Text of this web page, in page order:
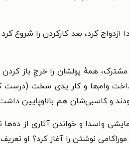
ازدواج کرد، بعد کارکردن را
۱۹۷۴ و در ابتدای زندگی مشترک، همهٔ
وام‌ها و کار یدی سخت
و کاسبی‌شان هم بالاوپایین
واسدا و خواندن آثاری از ده‌ها